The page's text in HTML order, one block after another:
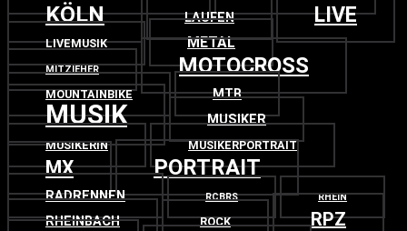
KÖLN LAUFEN LIVE
LIVEMUSIK METAL
MITZIEHER MOTOCROSS
MOUNTAINBIKE MTB
MUSIK MUSIKER
MUSIKERIN MUSIKERPORTRAIT
MX PORTRAIT
RADRENNEN RCBRS RHEIN
RHEINBACH ROCK RPZ